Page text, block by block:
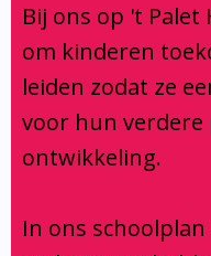
Verbouwing
Aanmelden
Bij ons op 't Palet
om kinderen
leiden zodat ze
voor hun verdere
ontwikkeling.
In ons